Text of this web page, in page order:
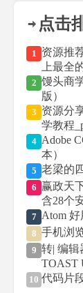
点击
1 资源推
上最全
2 馒头商
版）
3 资源分
学教程
4 Adobe
本）
5 老梁的
6 赢政天
含28个
7 Atom
8 手机浏
9 转| 编辑
TOAST
10 代码片